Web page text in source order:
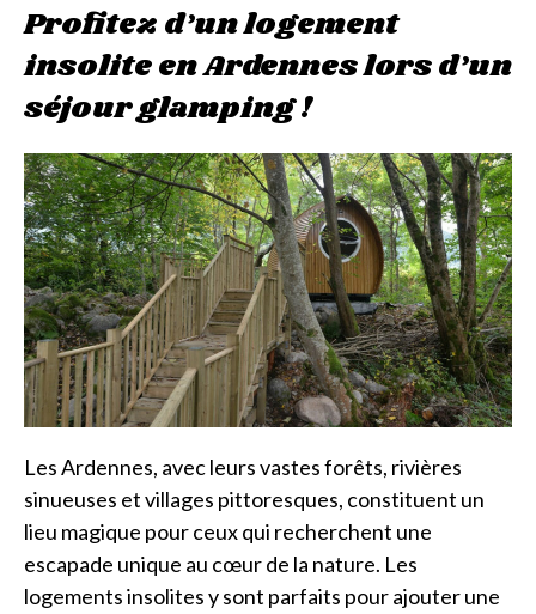
Profitez d’un logement
insolite en Ardennes lors d’un
séjour glamping !
Les Ardennes, avec leurs vastes forêts, rivières
sinueuses et villages pittoresques, constituent un
lieu magique pour ceux qui recherchent une
escapade unique au cœur de la nature. Les
logements insolites y sont parfaits pour ajouter une